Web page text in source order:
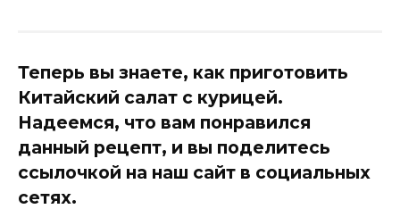
Теперь вы знаете, как приготовить
Китайский салат с курицей.
Надеемся, что вам понравился
данный рецепт, и вы поделитесь
ссылочкой на наш сайт в социальных
сетях.